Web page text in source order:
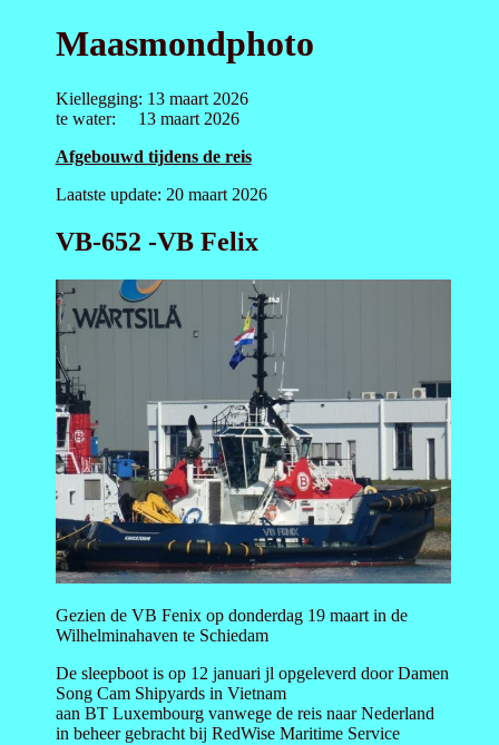
Maasmondphoto
Kiellegging: 13 maart 2026
te water: 13 maart 2026
Afgebouwd tijdens de reis
Laatste update: 20 maart 2026
VB-652 -VB Felix
Gezien de VB Fenix op donderdag 19 maart in de
Wilhelminahaven te Schiedam
De sleepboot is op 12 januari jl opgeleverd door Damen
Song Cam Shipyards in Vietnam
aan BT Luxembourg vanwege de reis naar Nederland
in beheer gebracht bij RedWise Maritime Service